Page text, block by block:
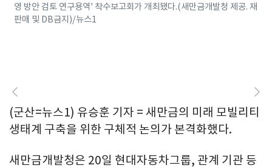
영 방안 검토 연구용역' 착수보고회가 개최됐다.(새만금개발청 제공. 재
판매 및 DB금지)/뉴스1
(군산=뉴스1) 유승훈 기자 = 새만금의 미래 모빌리티
생태계 구축을 위한 구체적 논의가 본격화했다.
새만금개발청은 20일 현대자동차그룹, 관계 기관 등